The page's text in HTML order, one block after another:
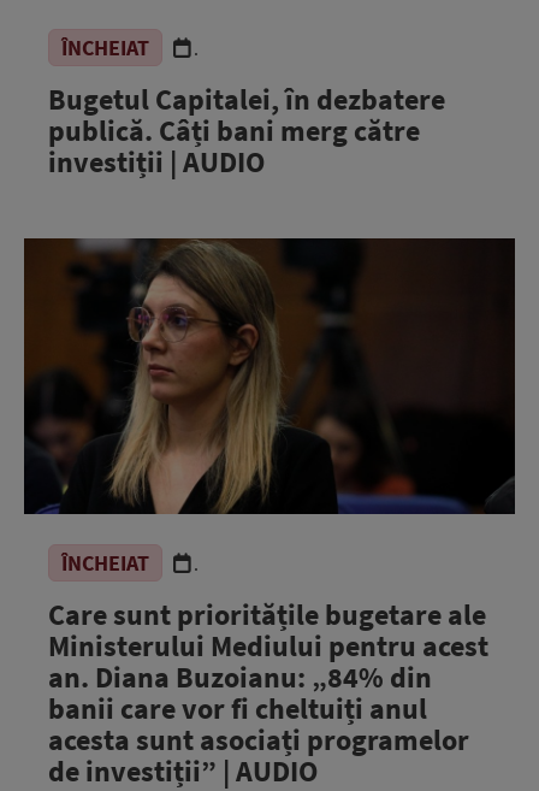
ÎNCHEIAT .
Bugetul Capitalei, în dezbatere
publică. Câți bani merg către
investiții | AUDIO
ÎNCHEIAT .
Care sunt prioritățile bugetare ale
Ministerului Mediului pentru acest
an. Diana Buzoianu: „84% din
banii care vor fi cheltuiți anul
acesta sunt asociați programelor
de investiții” | AUDIO